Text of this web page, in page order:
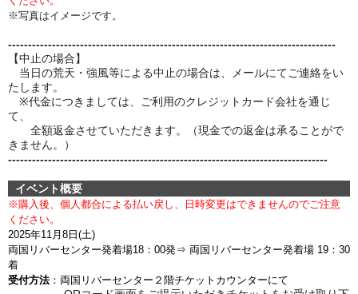
※写真はイメージです。
----------------------------------------------------------------------------------
【中止の場合】
当日の荒天・強風等による中止の場合は、メールにてご連絡をい
たします。
※代金につきましては、ご利用のクレジットカード会社を通じ
て、
全額返金させていただきます。（現金での返金は承ることがで
きません。）
--------------------------------------------------------------------------------
イベント概要
※購入後、個人都合による払い戻し、日時変更はできませんのでご注意
ください。
2025年11月8 日(土)
両国リバーセンター発着場18：00発⇒ 両国リバーセンター発着場 19：30
着
受付方法：両国リバーセンター２階チケットカウンターにて